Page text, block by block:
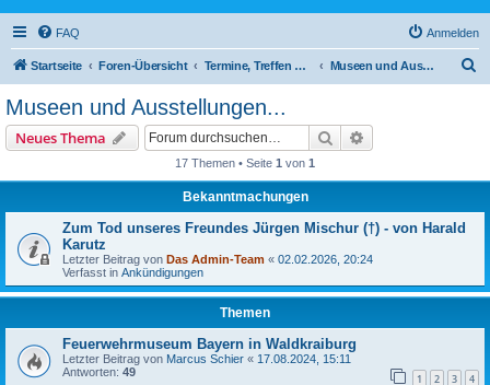
FAQ Anmelden
Startseite Foren-Übersicht Termine, Treffen und Ausstellungen Museen und Ausstellungen...
Museen und Ausstellungen...
Neues Thema Suche
17 Themen • Seite 1 von 1
Bekanntmachungen
Zum Tod unseres Freundes Jürgen Mischur (†) - von Harald
Karutz
Letzter Beitrag von Das Admin-Team « 02.02.2026, 20:24
Verfasst in Ankündigungen
Themen
Feuerwehrmuseum Bayern in Waldkraiburg
Letzter Beitrag von Marcus Schier « 17.08.2024, 15:11
Antworten: 49 1 2 3 4